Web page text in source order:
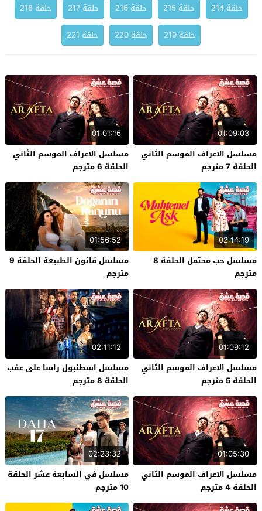
حلقة 214
حلقة 215 حلقة 216 حلقة 217
حلقة 218
حلقة 219
حلقة 220 حلقة 221
01:09:03
مسلسل الاعراف الموسم الثاني
الحلقة 7 مترجم
01:01:16
مسلسل الاعراف الموسم الثاني
الحلقة 6 مترجم
02:14:19
مسلسل حب محتمل الحلقة 8
مترجم
01:56:52
مسلسل قانون الطبيعة الحلقة 9
مترجم
01:09:12
مسلسل الاعراف الموسم الثاني
الحلقة 5 مترجم
02:11:12
مسلسل اسطنبول راسا على عقب
الحلقة 8 مترجم
01:05:30
مسلسل الاعراف الموسم الثاني
الحلقة 4 مترجم
02:23:32
مسلسل في السابعة عشر الحلقة
10 مترجم